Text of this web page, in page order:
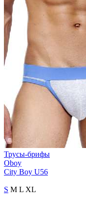
Трусы-брифы
Oboy
City Boy U56
S M L XL